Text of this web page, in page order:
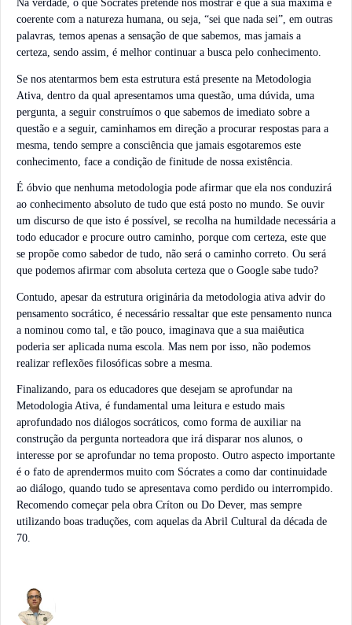
Na verdade, o que Sócrates pretende nos mostrar é que a sua máxima é
coerente com a natureza humana, ou seja, “sei que nada sei”, em outras
palavras, temos apenas a sensação de que sabemos, mas jamais a
certeza, sendo assim, é melhor continuar a busca pelo conhecimento.
Se nos atentarmos bem esta estrutura está presente na Metodologia
Ativa, dentro da qual apresentamos uma questão, uma dúvida, uma
pergunta, a seguir construímos o que sabemos de imediato sobre a
questão e a seguir, caminhamos em direção a procurar respostas para a
mesma, tendo sempre a consciência que jamais esgotaremos este
conhecimento, face a condição de finitude de nossa existência.
É óbvio que nenhuma metodologia pode afirmar que ela nos conduzirá
ao conhecimento absoluto de tudo que está posto no mundo. Se ouvir
um discurso de que isto é possível, se recolha na humildade necessária a
todo educador e procure outro caminho, porque com certeza, este que
se propõe como sabedor de tudo, não será o caminho correto. Ou será
que podemos afirmar com absoluta certeza que o Google sabe tudo?
Contudo, apesar da estrutura originária da metodologia ativa advir do
pensamento socrático, é necessário ressaltar que este pensamento nunca
a nominou como tal, e tão pouco, imaginava que a sua maiêutica
poderia ser aplicada numa escola. Mas nem por isso, não podemos
realizar reflexões filosóficas sobre a mesma.
Finalizando, para os educadores que desejam se aprofundar na
Metodologia Ativa, é fundamental uma leitura e estudo mais
aprofundado nos diálogos socráticos, como forma de auxiliar na
construção da pergunta norteadora que irá disparar nos alunos, o
interesse por se aprofundar no tema proposto. Outro aspecto importante
é o fato de aprendermos muito com Sócrates a como dar continuidade
ao diálogo, quando tudo se apresentava como perdido ou interrompido.
Recomendo começar pela obra Críton ou Do Dever, mas sempre
utilizando boas traduções, com aquelas da Abril Cultural da década de
70.